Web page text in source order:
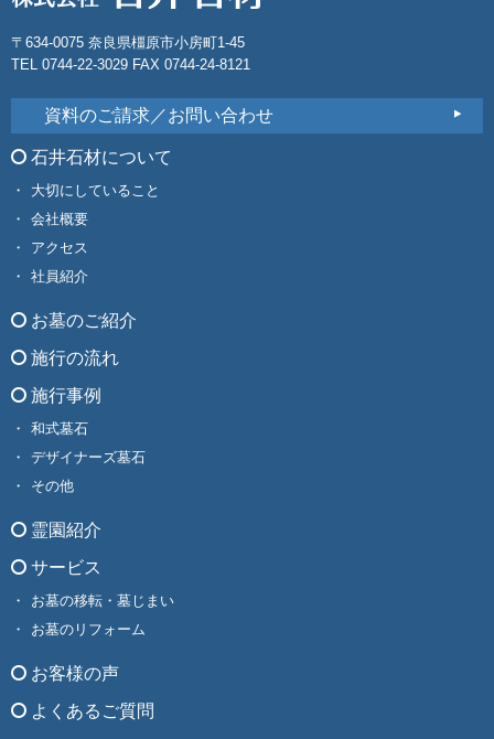
〒634-0075 奈良県橿原市小房町1-45
TEL 0744-22-3029 FAX 0744-24-8121
資料のご請求／お問い合わせ
石井石材について
大切にしていること
会社概要
アクセス
社員紹介
お墓のご紹介
施行の流れ
施行事例
和式墓石
デザイナーズ墓石
その他
霊園紹介
サービス
お墓の移転・墓じまい
お墓のリフォーム
お客様の声
よくあるご質問